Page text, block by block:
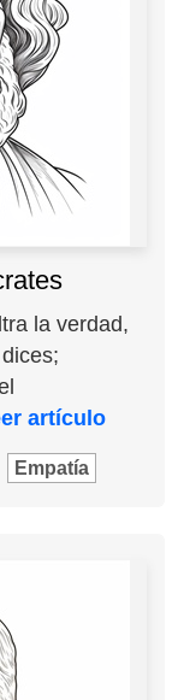
la verdad,
artículo
Empatía